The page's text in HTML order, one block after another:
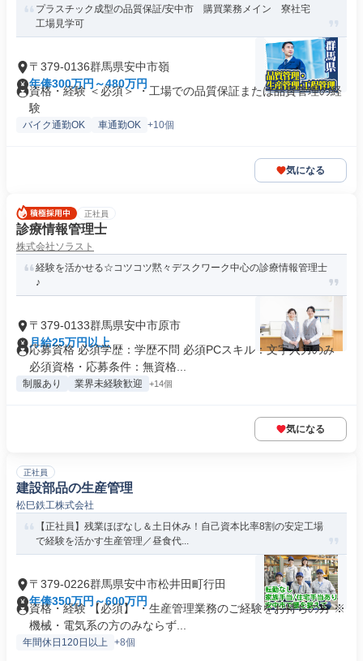
プラスチック成型の品質保証/安中市 購買業務メイン 寮社宅
工場見学可
〒379-0136群馬県安中市嶺
年俸300万円～480万円
資格・経験 ＜必須＞ ・工場での品質保証または品質管理の経
験
バイク通勤OK 車通勤OK +10個
気になる
正社員
診療情報管理士
株式会社ソラスト
経験を活かせる☆コツコツ黙々デスクワーク中心の診療情報管理士
♪
〒379-0133群馬県安中市原市
月給25万円以上
応募資格 必須学歴：学歴不問 必須PCスキル：文字入力のみ
必須資格・応募条件：無資格...
制服あり 業界未経験歓迎 +14個
気になる
正社員
建設部品の生産管理
松巳鉄工株式会社
【正社員】残業ほぼなし＆土日休み！自己資本比率8割の安定工場
で経験を活かす生産管理／昼食代...
〒379-0226群馬県安中市松井田町行田
年俸350万円～600万円
資格・経験 【必須】 ・生産管理業務のご経験をお持ちの方 ※
機械・電気系の方のみならず...
年間休日120日以上 +8個